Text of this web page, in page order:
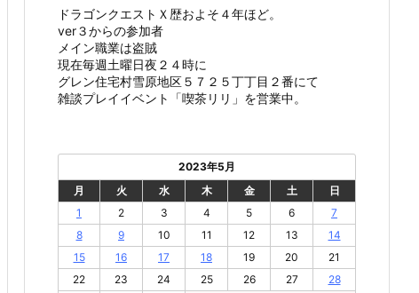
ドラゴンクエストＸ歴およそ４年ほど。
ver３からの参加者
メイン職業は盗賊
現在毎週土曜日夜２４時に
グレン住宅村雪原地区５７２５丁丁目２番にて
雑談プレイイベント「喫茶リリ」を営業中。
2023年5月
月
火 水 木 金 土
日
1
2 3 4 5 6
7
8
9 10 11 12 13
14
15
16 17 18 19 20
21
22
23 24 25 26 27
28